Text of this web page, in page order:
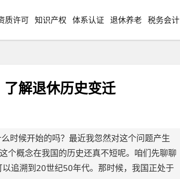
质许可 知识产权 体系认证 退休养老 税务会计
解退休历史变迁
时候开始的吗？最近我忽然对这个问题产生
个概念在我国的历史还真不短呢。咱们先聊聊
追溯到20世纪50年代。那时候，我国正处于